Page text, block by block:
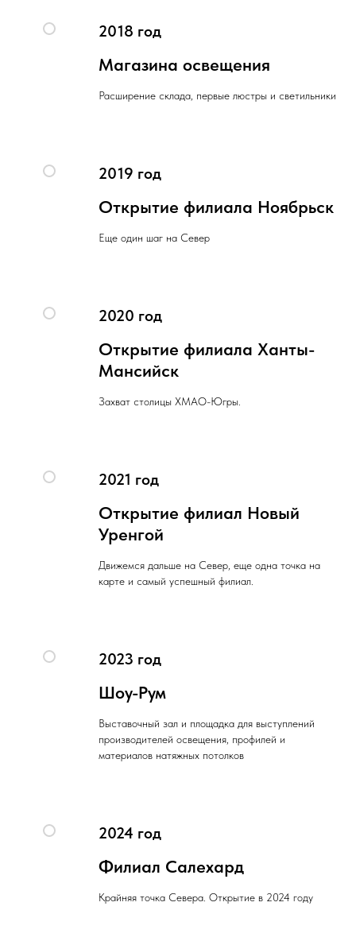
2018 год
Магазина освещения
Расширение склада, первые люстры и светильники
2019 год
Открытие филиала Ноябрьск
Еще один шаг на Север
2020 год
Открытие филиала Ханты-
Мансийск
Захват столицы ХМАО-Югры.
2021 год
Открытие филиал Новый
Уренгой
Движемся дальше на Север, еще одна точка на
карте и самый успешный филиал.
2023 год
Шоу-Рум
Выставочный зал и площадка для выступлений
производителей освещения, профилей и
материалов натяжных потолков
2024 год
Филиал Салехард
Крайняя точка Севера. Открытие в 2024 году